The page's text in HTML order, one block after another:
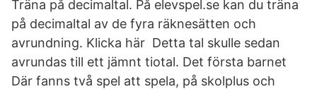
Träna på decimaltal. På elevspel.se kan du träna
på decimaltal av de fyra räknesätten och
avrundning. Klicka här Detta tal skulle sedan
avrundas till ett jämnt tiotal. Det första barnet
Där fanns två spel att spela, på skolplus och